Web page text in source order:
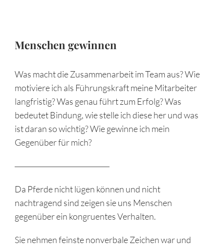
Menschen gewinnen
Was macht die Zusammenarbeit im Team aus? Wie
motiviere ich als Führungskraft meine Mitarbeiter
langfristig? Was genau führt zum Erfolg? Was
bedeutet Bindung, wie stelle ich diese her und was
ist daran so wichtig? Wie gewinne ich mein
Gegenüber für mich?
Da Pferde nicht lügen können und nicht
nachtragend sind zeigen sie uns Menschen
gegenüber ein kongruentes Verhalten.
Sie nehmen feinste nonverbale Zeichen war und